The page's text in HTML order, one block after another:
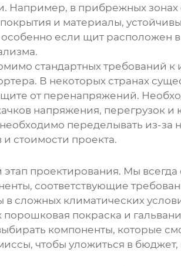
Например, в прибрежных зонах
и материалы,
если щит расположен
стандартных требований
В некоторых странах
от перенапряжений.
напряжения, перегрузок
переделывать из-
стоимости проекта.
проектирования. Мы
соответствующие
сложных климатических
покраска и
компоненты, которые
чтобы уложиться в бюджет,